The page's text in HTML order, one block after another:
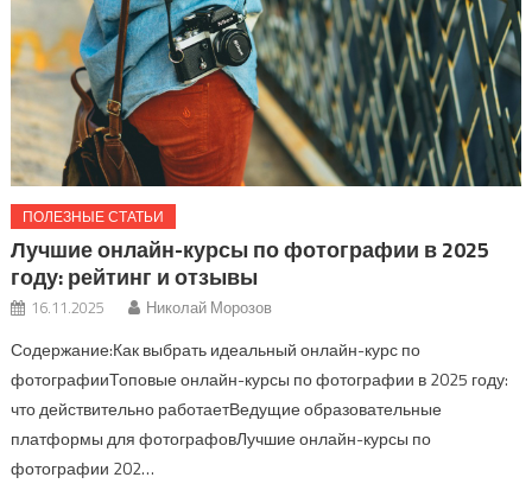
ПОЛЕЗНЫЕ СТАТЬИ
Лучшие онлайн-курсы по фотографии в 2025
году: рейтинг и отзывы
16.11.2025 Николай Морозов
Содержание:Как выбрать идеальный онлайн-курс по
фотографииТоповые онлайн-курсы по фотографии в 2025 году:
что действительно работаетВедущие образовательные
платформы для фотографовЛучшие онлайн-курсы по
фотографии 202…